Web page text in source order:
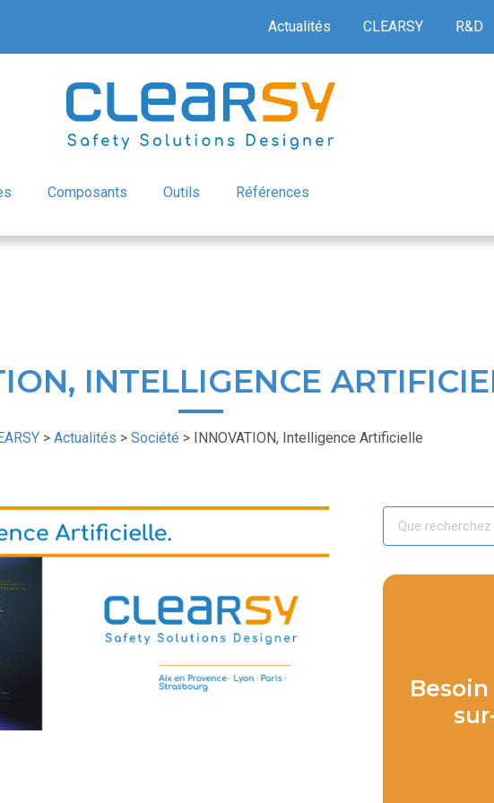
Actualités CLEARSY R&D
Composants Outils Références
INTELLIGENCE
> Actualités > Société > INNOVATION, Intelligence Artificielle